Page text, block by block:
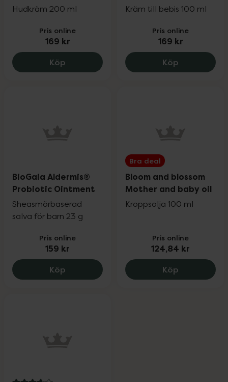
Hudkräm 200 ml
Pris online
169 kr
Köp BJÖRK Växa Kids Body Cream, 169 kr.
Kräm till bebis 100 ml
Pris online
169 kr
Köp MARIA
BioGaia Aldermis®
Probiotic Ointment
Sheasmörbaserad
salva för barn 23 g
Pris online
159 kr
Köp BioGaia Aldermis® Probiotic Ointment,
Bra deal
Bloom and blossom
Mother and baby oil
Kroppsolja 100 ml
Pris online
124,84 kr
Köp Bloom